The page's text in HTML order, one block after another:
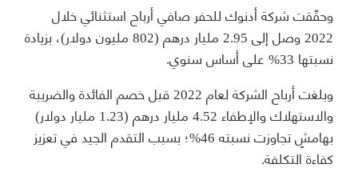
وحقّقت شركة أدنوك للحفر صافي أرباح استثنائي خلال
2022 وصل إلى 2.95 مليار درهم (802 مليون دولار)، بزيادة
نسبتها 33% على أساس سنوي.
وبلغت أرباح الشركة لعام 2022 قبل خصم الفائدة والضريبة
والاستهلاك والإطفاء 4.52 مليار درهم (1.23 مليار دولار)
بهامشٍ تجاوزت نسبته 46%؛ بسبب التقدم الجيد في تعزيز
كفاءة التكلفة.